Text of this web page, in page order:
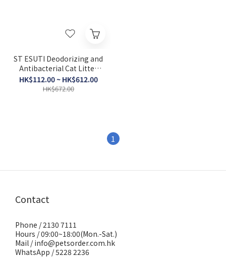
ST ESUTI Deodorizing and
Antibacterial Cat Litter
(Large) 2.5L
HK$112.00 ~ HK$612.00
HK$672.00
1
Contact
Phone / 2130 7111
Hours / 09:00~18:00(Mon.-Sat.)
Mail / info@petsorder.com.hk
WhatsApp /5228 2236